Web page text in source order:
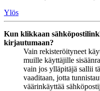
Ylös
Kun klikkaan
kirjautumaan?
Vain rekisteröityneet
muille käyttäjille
vain jos ylläpitäjä sallii
vaaditaan, jotta
väärinkäyttää